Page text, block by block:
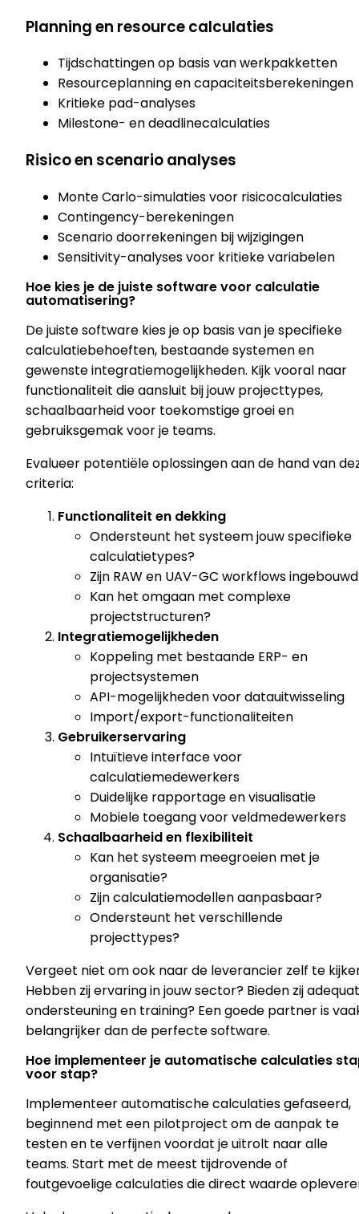
Planning en resource calculaties
Tijdschattingen op basis van werkpakketten
Resourceplanning en capaciteitsberekeningen
Kritieke pad-analyses
Milestone- en deadlinecalculaties
Risico en scenario analyses
Monte Carlo-simulaties voor risicocalculaties
Contingency-berekeningen
Scenario doorrekeningen bij wijzigingen
Sensitivity-analyses voor kritieke variabelen
Hoe kies je de juiste software voor calculatie
automatisering?
De juiste software kies je op basis van je specifieke
calculatiebehoeften, bestaande systemen en
gewenste integratiemogelijkheden. Kijk vooral naar
functionaliteit die aansluit bij jouw projecttypes,
schaalbaarheid voor toekomstige groei en
gebruiksgemak voor je teams.
Evalueer potentiële oplossingen aan de hand van
criteria:
Functionaliteit en dekking
Ondersteunt het systeem jouw specifieke
calculatietypes?
Zijn RAW en UAV-GC workflows
Kan het omgaan met complexe
projectstructuren?
Integratiemogelijkheden
Koppeling met bestaande ERP- en
projectsystemen
API-mogelijkheden voor datauitwisseling
Import/export-functionaliteiten
Gebruikerservaring
Intuïtieve interface voor
calculatiemedewerkers
Duidelijke rapportage en visualisatie
Mobiele toegang voor veldmedewerkers
Schaalbaarheid en flexibiliteit
Kan het systeem meegroeien met je
organisatie?
Zijn calculatiemodellen aanpasbaar?
Ondersteunt het verschillende
projecttypes?
Vergeet niet om ook naar de leverancier zelf te
Hebben zij ervaring in jouw sector? Bieden zij
ondersteuning en training? Een goede partner is
belangrijker dan de perfecte software.
Hoe implementeer je automatische calculaties
voor stap?
Implementeer automatische calculaties gefaseerd,
beginnend met een pilotproject om de aanpak te
testen en te verfijnen voordat je uitrolt naar alle
teams. Start met de meest tijdrovende of
foutgevoelige calculaties die direct waarde